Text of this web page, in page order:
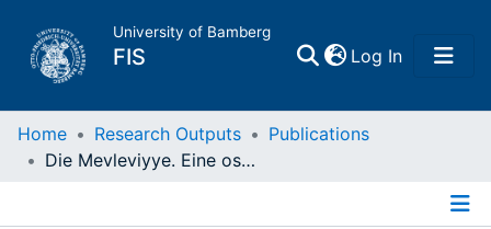
University of Bamberg
FIS Log In(current)
Home
Home Research Outputs
Publications
Die Mevleviyye. Eine osmanische Bruderschaft und ihre Konvente : Internationale Arbeitstagung, Universität Bamberg, Institut für Orientalistik, Lehrstuhl für Türkische Sprache, Geschichte und Kultur ( 29. - 31. Juli 1991)